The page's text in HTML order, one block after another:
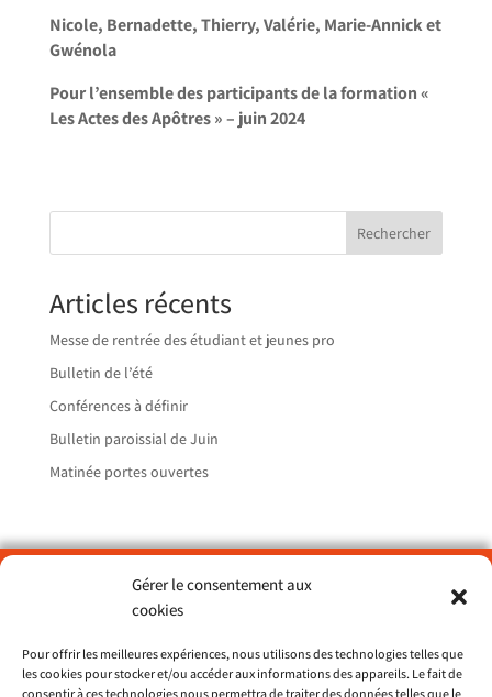
Gérer le consentement aux
cookies
Pour offrir les meilleures expériences, nous utilisons des technologies telles que
les cookies pour stocker et/ou accéder aux informations des appareils. Le fait de
consentir à ces technologies nous permettra de traiter des données telles que le
Nicole, Bernadette, Thierry, Valérie, Marie-Annick et
Gwénola
Pour l’ensemble des participants de la formation «
Les Actes des Apôtres » – juin 2024
Rechercher
Articles récents
Messe de rentrée des étudiant et jeunes pro
Bulletin de l’été
Conférences à définir
Bulletin paroissial de Juin
Matinée portes ouvertes
Paroisse Sainte Catherine du Petit Port – Nantes
> St François d’Assise
> St Dominique